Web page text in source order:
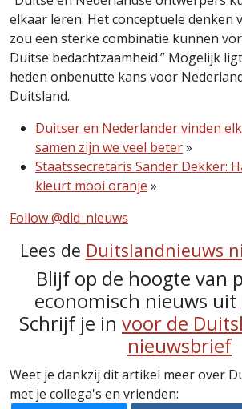
elkaar leren. Het conceptuele denken
zou een sterke combinatie kunnen
Duitse bedachtzaamheid.” Mogelijk
heden onbenutte kans voor
Duitsland.
Duitser en Nederlander vinden
samen zijn we veel beter»
Staatssecretaris Sander Dekker:
kleurt mooi oranje »
Follow @dld_nieuws
Lees de Duitslandnieuws
Blijf op de hoogte van
economisch nieuws uit
Schrijf je in voor de
nieuwsbrief
Weet je dankzij dit artikel meer over
met je collega's en vrienden: